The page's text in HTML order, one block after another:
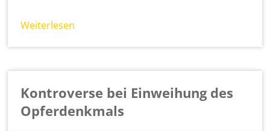
Weiterlesen
Kontroverse bei Einweihung des
Opferdenkmals